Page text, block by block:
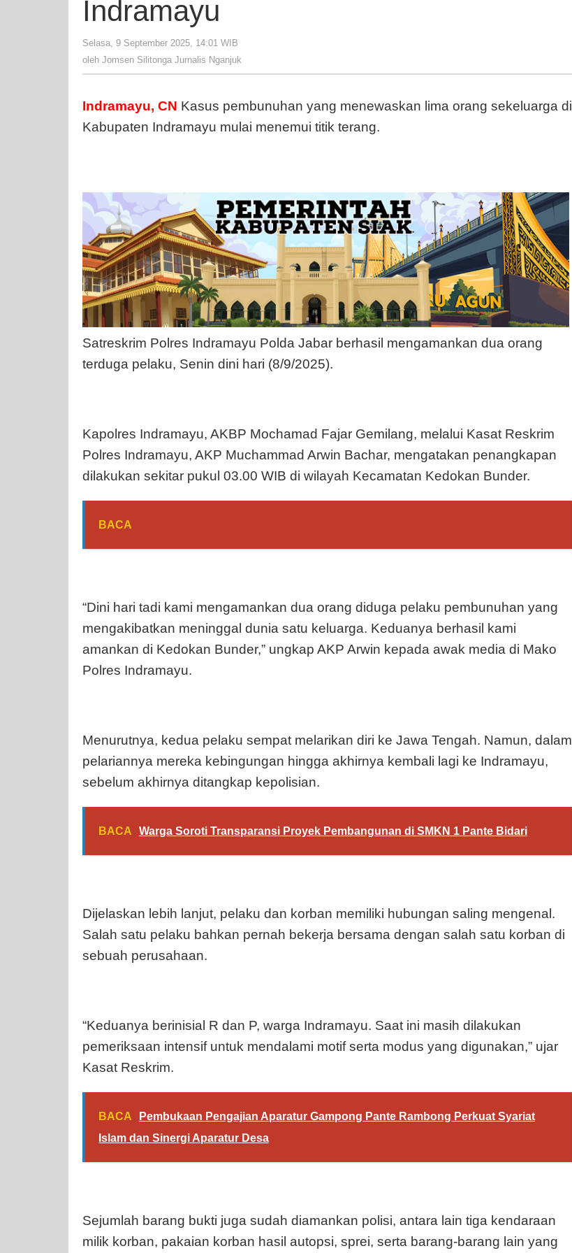
Indramayu
Selasa, 9 September 2025, 14:01 WIB
oleh Jomsen Silitonga Jurnalis Nganjuk
Indramayu, CN Kasus pembunuhan yang menewaskan lima orang sekeluarga di
Kabupaten Indramayu mulai menemui titik terang.
Satreskrim Polres Indramayu Polda Jabar berhasil mengamankan dua orang
terduga pelaku, Senin dini hari (8/9/2025).
Kapolres Indramayu, AKBP Mochamad Fajar Gemilang, melalui Kasat Reskrim
Polres Indramayu, AKP Muchammad Arwin Bachar, mengatakan penangkapan
dilakukan sekitar pukul 03.00 WIB di wilayah Kecamatan Kedokan Bunder.
BACA
“Dini hari tadi kami mengamankan dua orang diduga pelaku pembunuhan yang
mengakibatkan meninggal dunia satu keluarga. Keduanya berhasil kami
amankan di Kedokan Bunder,” ungkap AKP Arwin kepada awak media di Mako
Polres Indramayu.
Menurutnya, kedua pelaku sempat melarikan diri ke Jawa Tengah. Namun, dalam
pelariannya mereka kebingungan hingga akhirnya kembali lagi ke Indramayu,
sebelum akhirnya ditangkap kepolisian.
BACA Warga Soroti Transparansi Proyek Pembangunan di SMKN 1 Pante Bidari
Dijelaskan lebih lanjut, pelaku dan korban memiliki hubungan saling mengenal.
Salah satu pelaku bahkan pernah bekerja bersama dengan salah satu korban di
sebuah perusahaan.
“Keduanya berinisial R dan P, warga Indramayu. Saat ini masih dilakukan
pemeriksaan intensif untuk mendalami motif serta modus yang digunakan,” ujar
Kasat Reskrim.
BACA
Pembukaan Pengajian Aparatur Gampong Pante Rambong Perkuat Syariat
Islam dan Sinergi Aparatur Desa
Sejumlah barang bukti juga sudah diamankan polisi, antara lain tiga kendaraan
milik korban, pakaian korban hasil autopsi, sprei, serta barang-barang lain yang